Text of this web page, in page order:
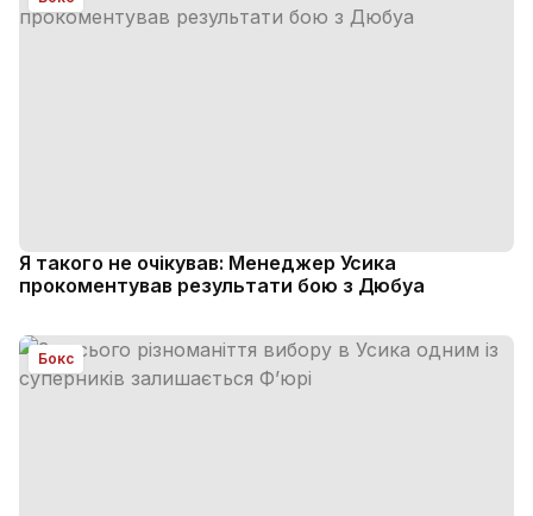
Я такого не очікував: Менеджер Усика
прокоментував результати бою з Дюбуа
Бокс